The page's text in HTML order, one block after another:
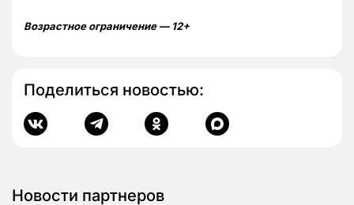
Возрастное ограничение — 12+
Поделиться новостью:
Новости партнеров